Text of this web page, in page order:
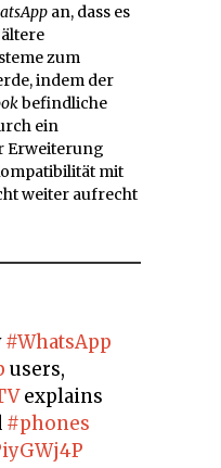
an, dass es
zum
indem der
befindliche
ein
Erweiterung
mit
weiter aufrecht
#WhatsApp
users,
explains
#phones